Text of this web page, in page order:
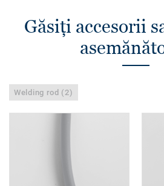
Găsiţi accesorii
Welding rod (2)